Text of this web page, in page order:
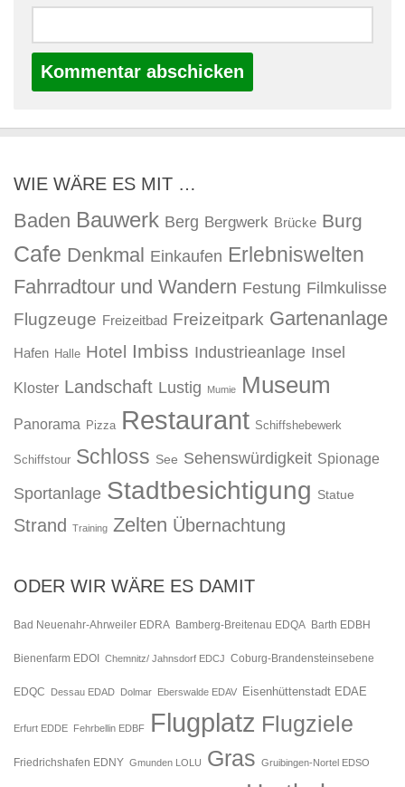
WIE WÄRE ES MIT …
Baden Bauwerk Berg Bergwerk Brücke Burg
Cafe Denkmal Einkaufen Erlebniswelten
Fahrradtour und Wandern Festung Filmkulisse
Flugzeuge Freizeitbad Freizeitpark Gartenanlage
Hafen Halle Hotel Imbiss Industrieanlage Insel
Kloster Landschaft Lustig Mumie Museum
Panorama Pizza Restaurant Schiffshebewerk
Schiffstour Schloss See Sehenswürdigkeit Spionage
Sportanlage Stadtbesichtigung Statue
Strand Training Zelten Übernachtung
ODER WIR WÄRE ES DAMIT
Bad Neuenahr-Ahrweiler EDRA Bamberg-Breitenau EDQA Barth EDBH
Bienenfarm EDOI Chemnitz/ Jahnsdorf EDCJ Coburg-Brandensteinsebene
EDQC Dessau EDAD Dolmar Eberswalde EDAV Eisenhüttenstadt EDAE
Erfurt EDDE Fehrbellin EDBF Flugplatz Flugziele
Friedrichshafen EDNY Gmunden LOLU Gras Gruibingen-Nortel EDSO